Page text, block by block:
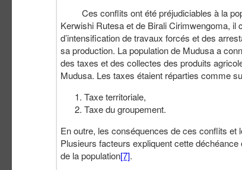
Ces conflits ont été préjudiciables à la
Kerwishi Rutesa et de Birali Cirimwengoma, il
d’intensification de travaux forcés et des
sa production. La population de Mudusa a
des taxes et des collectes des produits
Mudusa. Les taxes étaient réparties comme
Taxe territoriale,
Taxe du groupement.
En outre, les conséquences de ces conflits et
Plusieurs facteurs expliquent cette
de la population[7].